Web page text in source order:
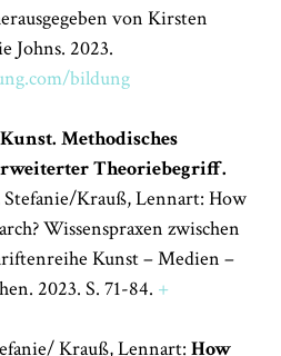
von Kirsten
Johns. 2023.
bildung
Methodisches
Theoriebegriff.
Stefanie/Krauß, Lennart: How
Wissenspraxen zwischen
Kunst – Medien –
2023. S. 71-84. +
Krauß, Lennart: How